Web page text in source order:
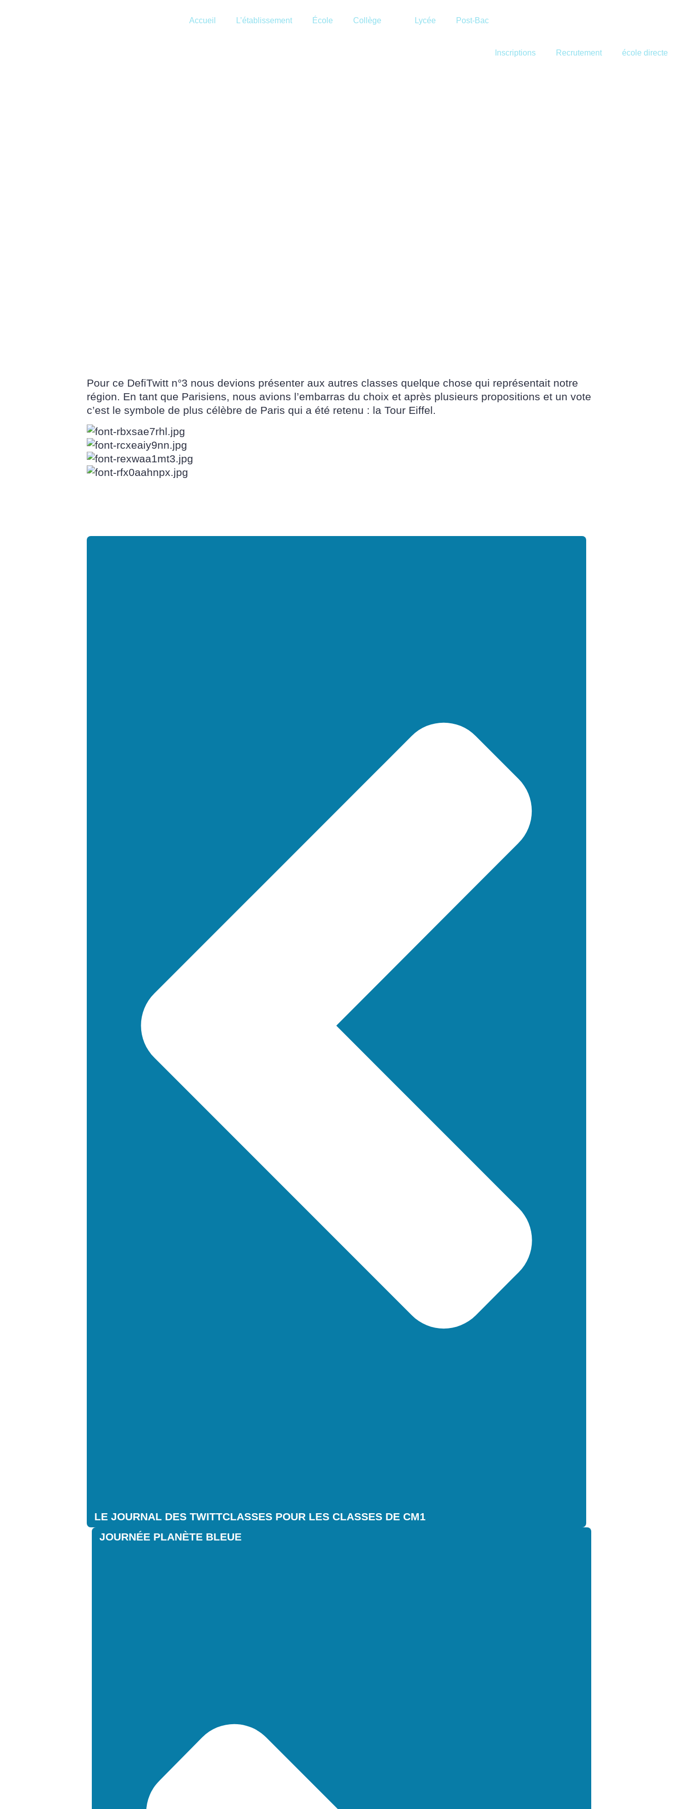
Accueil L’établissement École Collège Lycée Post-Bac
Inscriptions Recrutement école directe
Pour ce DefiTwitt n°3 nous devions présenter aux autres classes quelque chose qui représentait notre
région. En tant que Parisiens, nous avions l’embarras du choix et après plusieurs propositions et un vote
c’est le symbole de plus célèbre de Paris qui a été retenu : la Tour Eiffel.
LE JOURNAL DES TWITTCLASSES POUR LES CLASSES DE CM1
JOURNÉE PLANÈTE BLEUE